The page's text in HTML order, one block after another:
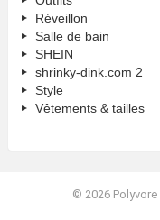
Réveillon
Salle de bain
SHEIN
shrinky-dink.com 2
Style
Vêtements & tailles
© 2026 Polyvore